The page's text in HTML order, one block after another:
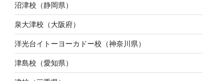
沼津校（静岡県）
泉大津校（大阪府）
洋光台イトーヨーカドー校（神奈川県）
津島校（愛知県）